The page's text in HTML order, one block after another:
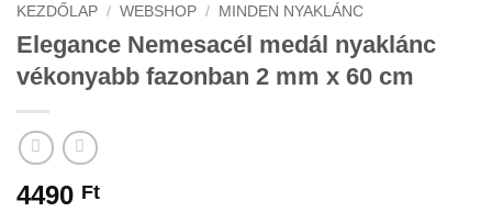
KEZDŐLAP / WEBSHOP / MINDEN NYAKLÁNC
Elegance Nemesacél medál nyaklánc
vékonyabb fazonban 2 mm x 60 cm
4490 Ft